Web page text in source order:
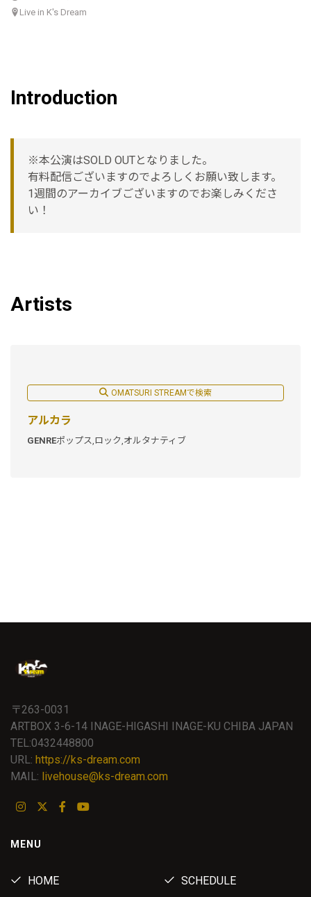
Live in K's Dream
Introduction
※本公演はSOLD OUTとなりました。
有料配信ございますのでよろしくお願い致します。
1週間のアーカイブございますのでお楽しみくださ
い！
Artists
OMATSURI STREAMで検索
アルカラ
GENREポップス, ロック, オルタナティブ
〒263-0031
ARTBOX 3-6-14 INAGE-HIGASHI INAGE-KU CHIBA JAPAN
TEL:0432448800
URL: https://ks-dream.com
MAIL: livehouse@ks-dream.com
MENU
HOME SCHEDULE